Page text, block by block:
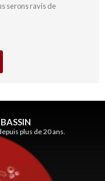
serons ravis de
plus de 20 ans.